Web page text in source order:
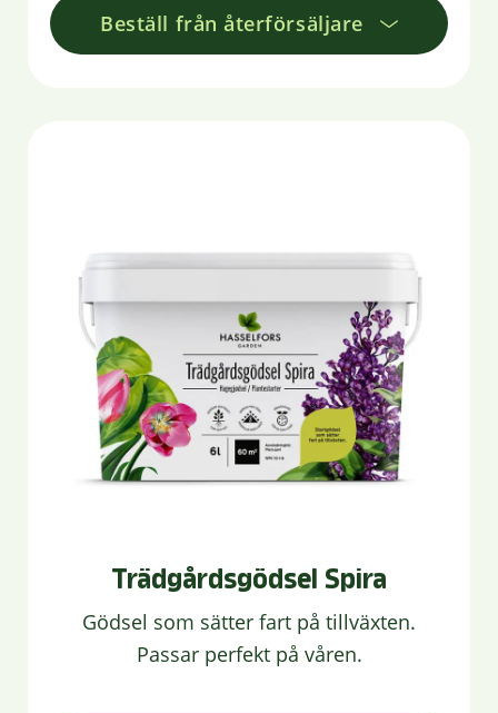
Beställ från återförsäljare
Trädgårdsgödsel Spira
Gödsel som sätter fart på tillväxten.
Passar perfekt på våren.